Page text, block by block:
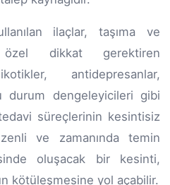
ilaçlar, taşıma ve
dikkat gerektiren
antidepresanlar,
durum dengeleyicileri gibi
süreçlerinin kesintisiz
ve zamanında temin
oluşacak bir kesinti,
kötüleşmesine yol açabilir.